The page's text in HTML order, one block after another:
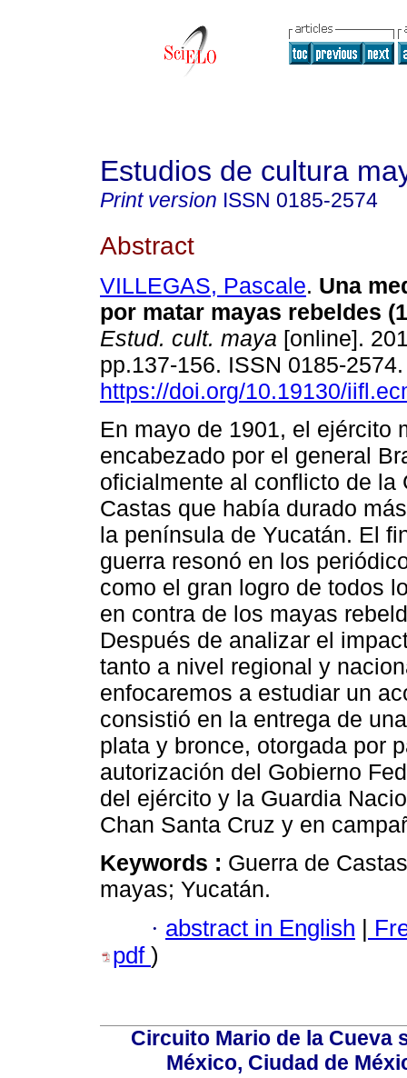
Estudios de cultura
Print version ISSN 0185-2574
Abstract
VILLEGAS, Pascale. Una
por matar mayas rebeldes
Estud. cult. maya [online].
pp.137-156. ISSN 0185-
https://doi.org/10.19130/
En mayo de 1901, el ejército
encabezado por el general
oficialmente al conflicto de la
Castas que había durado
la península de Yucatán. El
guerra resonó en los
como el gran logro de todos
en contra de los mayas
Después de analizar el
tanto a nivel regional y
enfocaremos a estudiar un
consistió en la entrega de
plata y bronce, otorgada por
autorización del Gobierno
del ejército y la Guardia
Chan Santa Cruz y en
Keywords : Guerra de
mayas; Yucatán.
· abstract in English |
pdf )
Circuito Mario de la Cueva
México, Ciudad de